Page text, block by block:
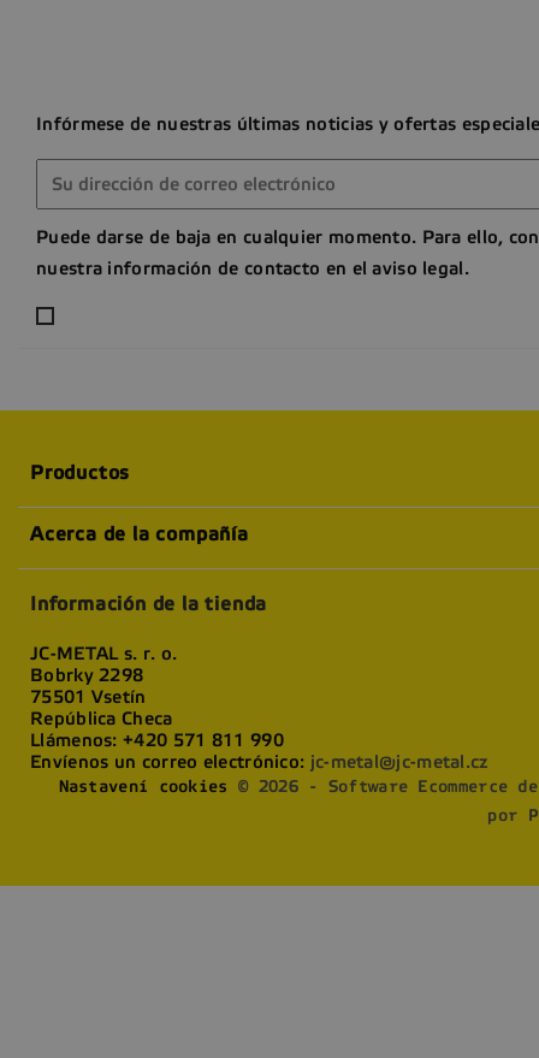
Infórmese de nuestras últimas noticias y ofertas
Puede darse de baja en cualquier momento. Para ello,
nuestra información de contacto en el aviso legal.
Productos
Acerca de la compañía
Información de la tienda
JC-METAL s. r. o.
Bobrky 2298
75501 Vsetín
República Checa
Llámenos:+420 571 811 990
Envíenos un correo electrónico: jc-metal@jc-metal.cz
Nastavení cookies
© 2026 - Software Ecommerce
por